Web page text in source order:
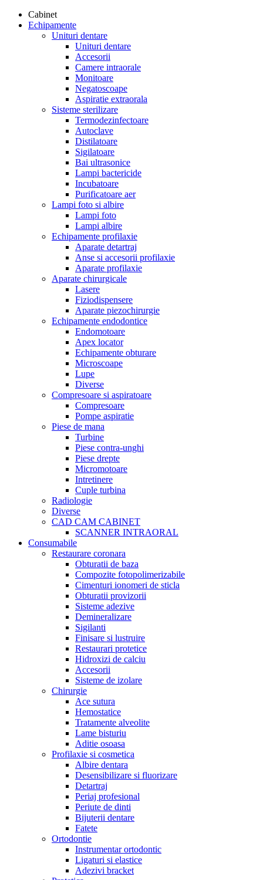
Cabinet
Echipamente
Unituri dentare
Unituri dentare
Accesorii
Camere intraorale
Monitoare
Negatoscoape
Aspiratie extraorala
Sisteme sterilizare
Termodezinfectoare
Autoclave
Distilatoare
Sigilatoare
Bai ultrasonice
Lampi bactericide
Incubatoare
Purificatoare aer
Lampi foto si albire
Lampi foto
Lampi albire
Echipamente profilaxie
Aparate detartraj
Anse si accesorii profilaxie
Aparate profilaxie
Aparate chirurgicale
Lasere
Fiziodispensere
Aparate piezochirurgie
Echipamente endodontice
Endomotoare
Apex locator
Echipamente obturare
Microscoape
Lupe
Diverse
Compresoare si aspiratoare
Compresoare
Pompe aspiratie
Piese de mana
Turbine
Piese contra-unghi
Piese drepte
Micromotoare
Intretinere
Cuple turbina
Radiologie
Diverse
CAD CAM CABINET
SCANNER INTRAORAL
Consumabile
Restaurare coronara
Obturatii de baza
Compozite fotopolimerizabile
Cimenturi ionomeri de sticla
Obturatii provizorii
Sisteme adezive
Demineralizare
Sigilanti
Finisare si lustruire
Restaurari protetice
Hidroxizi de calciu
Accesorii
Sisteme de izolare
Chirurgie
Ace sutura
Hemostatice
Tratamente alveolite
Lame bisturiu
Aditie osoasa
Profilaxie si cosmetica
Albire dentara
Desensibilizare si fluorizare
Detartraj
Periaj profesional
Periute de dinti
Bijuterii dentare
Fatete
Ortodontie
Instrumentar ortodontic
Ligaturi si elastice
Adezivi bracket